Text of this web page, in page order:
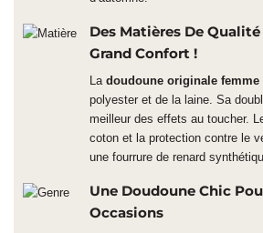
Des Matières De
Grand Confort !
Ladoudoune originale femme
polyester et de la laine. Sa
meilleur des effets au toucher.
coton et la protection contre le
une fourrure de renard
Une Doudoune Chic
Occasions